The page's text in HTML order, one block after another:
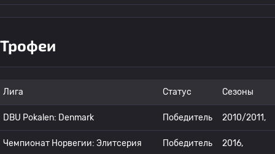
Трофеи
Лига Статус Сезоны
DBU Pokalen: Denmark Победитель 2010/2011,
Чемпионат Норвегии: Элитсерия Победитель 2016,